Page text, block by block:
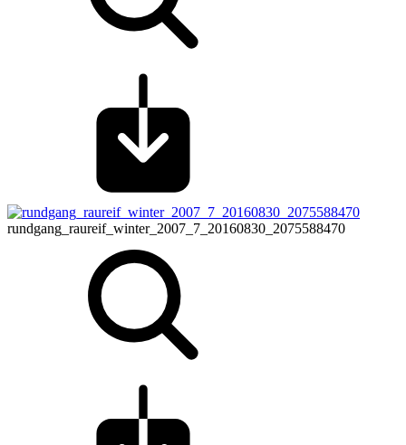
rundgang_raureif_winter_2007_7_20160830_2075588470